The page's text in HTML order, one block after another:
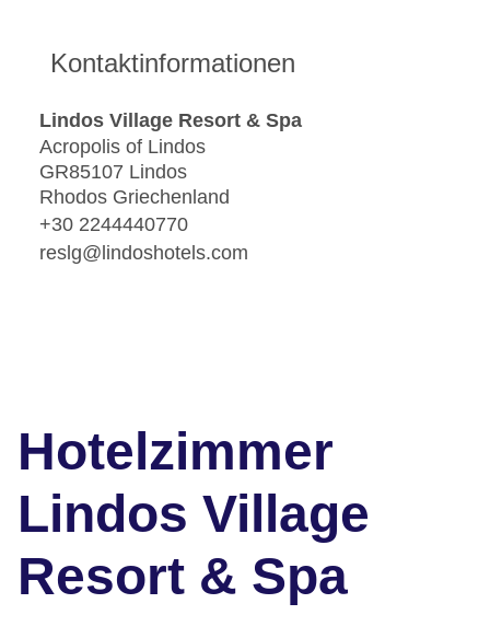
Kontaktinformationen
Lindos Village Resort & Spa
Acropolis of Lindos
GR85107 Lindos
Rhodos Griechenland
+30 2244440770
reslg@lindoshotels.com
Hotelzimmer
Lindos Village
Resort & Spa